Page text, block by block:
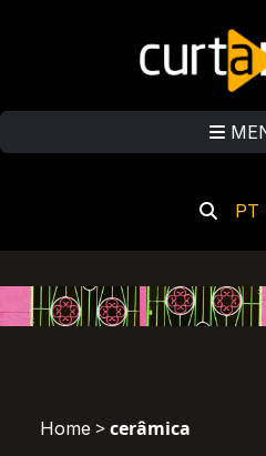
PT
Home >cerâmica